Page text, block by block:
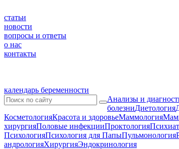
статьи
новости
вопросы и ответы
о нас
контакты
календарь беременности
Анализы и
болезниДиетология
КосметологияКрасота и здоровьеМаммология
хирургияПоловые инфекцииПроктология
ПсихологияПсихология для ПапыПульмонология
андрологияХирургияЭндокринология